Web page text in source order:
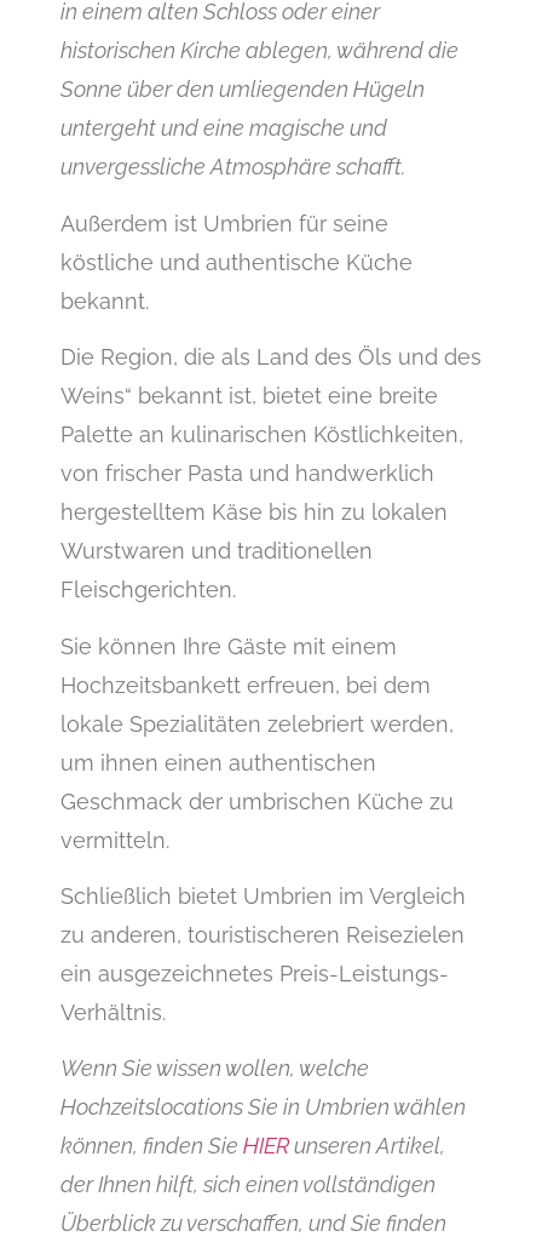
in einem alten Schloss oder einer
historischen Kirche ablegen, während die
Sonne über den umliegenden Hügeln
untergeht und eine magische und
unvergessliche Atmosphäre schafft.
Außerdem ist Umbrien für seine
köstliche und authentische Küche
bekannt.
Die Region, die als Land des Öls und des
Weins“ bekannt ist, bietet eine breite
Palette an kulinarischen Köstlichkeiten,
von frischer Pasta und handwerklich
hergestelltem Käse bis hin zu lokalen
Wurstwaren und traditionellen
Fleischgerichten.
Sie können Ihre Gäste mit einem
Hochzeitsbankett erfreuen, bei dem
lokale Spezialitäten zelebriert werden,
um ihnen einen authentischen
Geschmack der umbrischen Küche zu
vermitteln.
Schließlich bietet Umbrien im Vergleich
zu anderen, touristischeren Reisezielen
ein ausgezeichnetes Preis-Leistungs-
Verhältnis.
Wenn Sie wissen wollen, welche
Hochzeitslocations Sie in Umbrien wählen
können, finden Sie HIERunseren Artikel,
der Ihnen hilft, sich einen vollständigen
Überblick zu verschaffen, und Sie finden